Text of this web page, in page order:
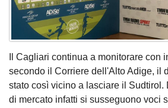
Il Cagliari continua a monitorare con
secondo il Corriere dell'Alto Adige, il
stato così vicino a lasciare il Sudtirol.
di mercato infatti si susseguono voci